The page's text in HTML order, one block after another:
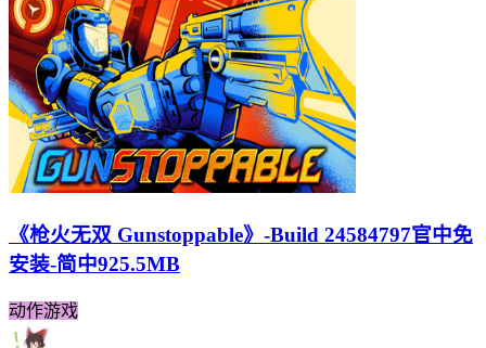
《枪火无双 Gunstoppable》-Build 24584797官中免
安装-简中925.5MB
动作游戏